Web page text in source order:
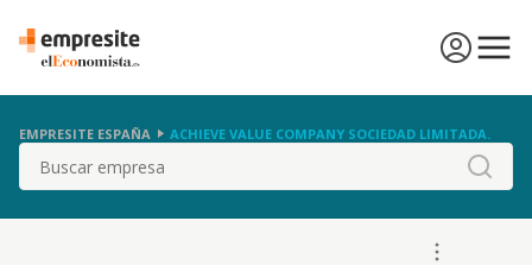
EMPRESITE ESPAÑA ACHIEVE VALUE COMPANY SOCIEDAD LIMITADA.
Buscar